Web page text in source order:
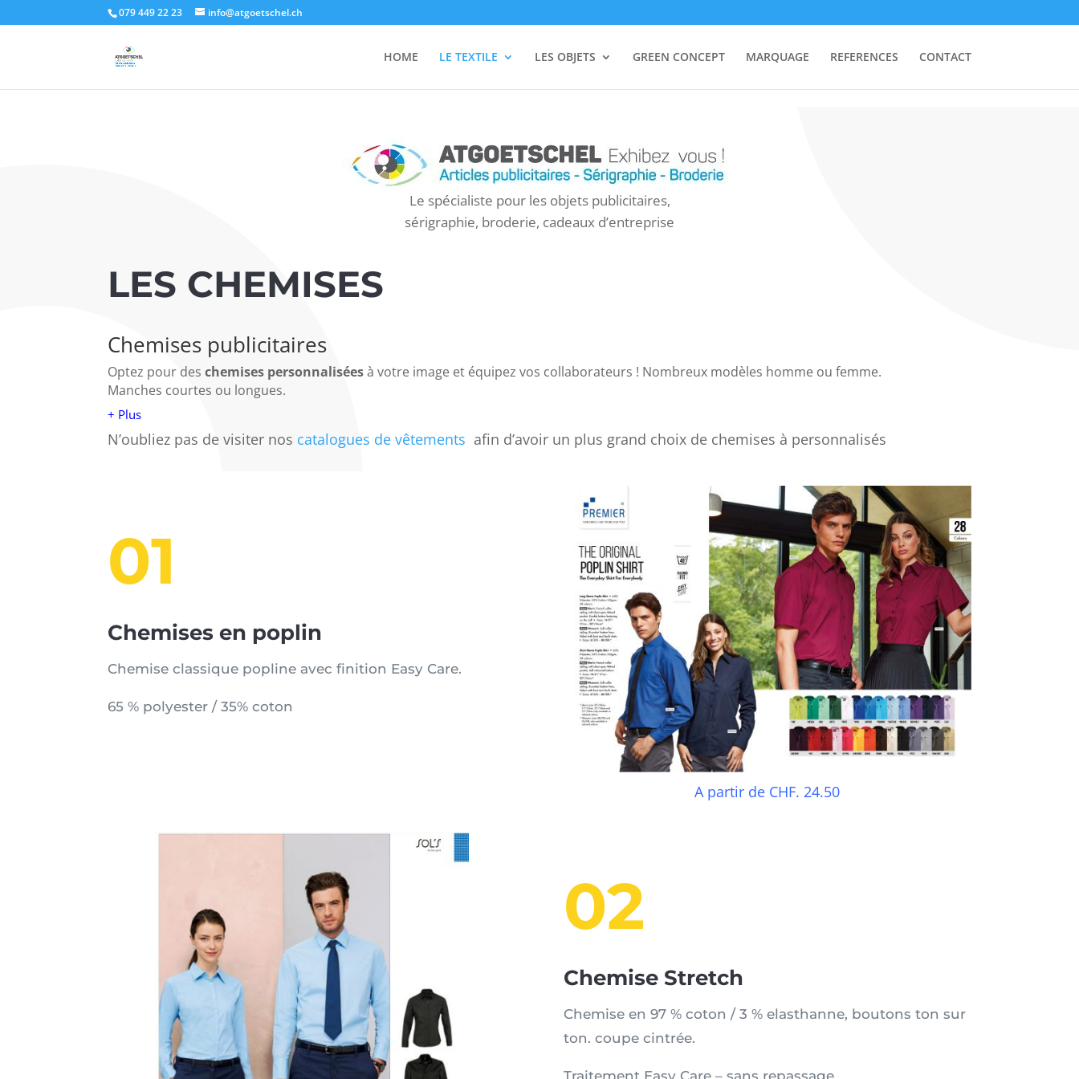
Authorization: Basic CLIENT_API:CLIENT_SECRET
079 449 22 23 info@atgoetschel.ch
HOME LE TEXTILE LES OBJETS GREEN CONCEPT MARQUAGE REFERENCES CONTACT
Le spécialiste pour les objets publicitaires,
sérigraphie, broderie, cadeaux d’entreprise
LES CHEMISES
Chemises publicitaires
Optez pour deschemises personnaliséesà votre image et équipez vos collaborateurs ! Nombreux modèles homme ou femme.
Manches courtes ou longues.
+ Plus
N’oubliez pas de visiter nos catalogues de vêtements afin d’avoir un plus grand choix de chemises à personnalisés
01
Chemises en poplin
Chemise classique popline avec finition Easy Care.
65 % polyester / 35% coton
A partir de CHF. 24.50
02
Chemise Stretch
Chemise en 97 % coton / 3 % elasthanne, boutons ton sur
ton. coupe cintrée.
Traitement Easy Care – sans repassage